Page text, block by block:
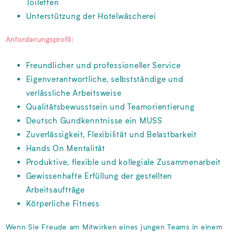
Toiletten
Unterstützung der Hotelwäscherei
Anforderungsprofil:
Freundlicher und professioneller Service
Eigenverantwortliche, selbstständige und
verlässliche Arbeitsweise
Qualitätsbewusstsein und Teamorientierung
Deutsch Gundkenntnisse ein MUSS
Zuverlässigkeit, Flexibilität und Belastbarkeit
Hands On Mentalität
Produktive, flexible und kollegiale Zusammenarbeit
Gewissenhafte Erfüllung der gestellten
Arbeitsaufträge
Körperliche Fitness
Wenn Sie Freude am Mitwirken eines jungen Teams in einem